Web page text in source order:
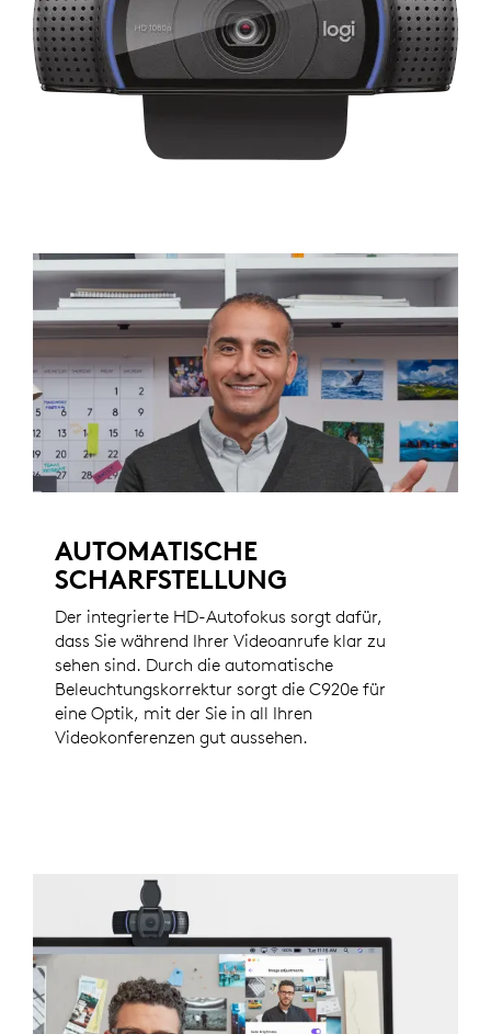
AUTOMATISCHE
SCHARFSTELLUNG
Der integrierte HD-Autofokus sorgt dafür,
dass Sie während Ihrer Videoanrufe klar zu
sehen sind. Durch die automatische
Beleuchtungskorrektur sorgt die C920e für
eine Optik, mit der Sie in all Ihren
Videokonferenzen gut aussehen.